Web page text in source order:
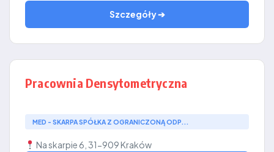
Szczegóły ➔
Pracownia Densytometryczna
MED - SKARPA SPÓŁKA Z OGRANICZONĄ ODP...
Na skarpie 6, 31-909 Kraków